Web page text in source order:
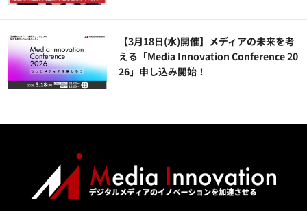
【3月18日(水)開催】メディアの未来を考
える「Media Innovation Conference 20
26」申し込み開始！